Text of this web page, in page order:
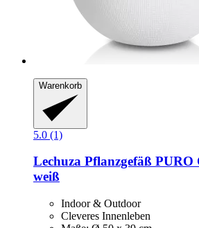
Warenkorb
5.0 (1)
Lechuza Pflanzgefäß PURO
weiß
Indoor & Outdoor
Cleveres Innenleben